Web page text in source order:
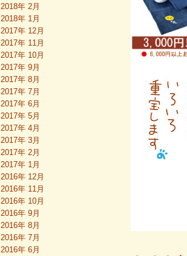
2018年 2月
2018年 1月
2017年 12月
2017年 11月
2017年 10月
2017年 9月
2017年 8月
2017年 7月
2017年 6月
2017年 5月
2017年 4月
2017年 3月
2017年 2月
2017年 1月
2016年 12月
2016年 11月
2016年 10月
2016年 9月
2016年 8月
2016年 7月
2016年 6月